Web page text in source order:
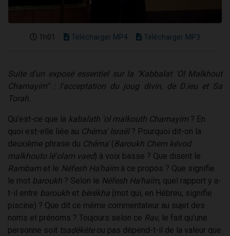
1h01 Télécharger MP4 Télécharger MP3
Suite d'un exposé essentiel sur la "Kabbalat 'Ol Malkhout
Chamayim" : l'acceptation du joug divin, de D.ieu et Sa
Torah.
Qu'est-ce que la kabalath 'ol malkouth Chamayim ? En
quoi est-elle liée au Chéma' Israël? Pourquoi dit-on la
deuxième phrase du Chéma'(Baroukh Chem kévod
malkhouto lé'olam vaed) à voix basse ? Que disent le
Rambam et le Néfesh Ha'haïm à ce propos ? Que signifie
le mot baroukh ? Selon le Néfesh Ha'haïm, quel rapport y a-
t-il entre baroukh et bérékha (mot qui, en Hébreu, signifie
piscine) ? Que dit ce même commentateur au sujet des
noms et prénoms ? Toujours selon ce Rav, le fait qu'une
personne soit tsadékèteou pas dépend-t-il de la valeur que